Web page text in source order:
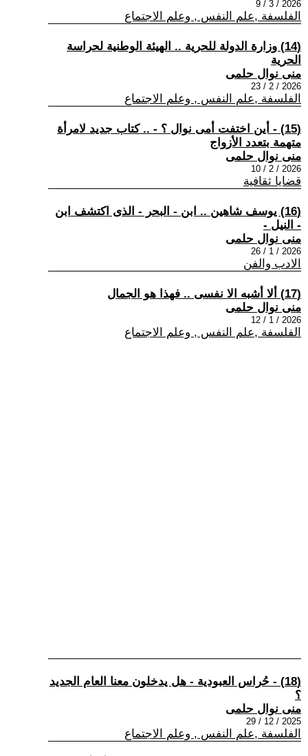
2026 / 3 / 9
الفلسفة ,علم النفس , وعلم الاجتماع
(14) وزارة الدولة للحرية .. الهيئة الوطنية لحراسة
الحرية
منى نوال حلمى
2026 / 2 / 23
الفلسفة ,علم النفس , وعلم الاجتماع
(15) - أين اختفت أمى نوال ؟ - .. كتاب جديد لامرأة
متهمة بتعدد الأزواج
منى نوال حلمى
2026 / 2 / 10
قضايا ثقافية
(16) يوسف شاهين .. ابن - البحر - الذى اكتشف ابن
- النيل -
منى نوال حلمى
2026 / 1 / 26
الادب والفن
(17) ألا أشبه الا نفسى .. فهذا هو الجمال
منى نوال حلمى
2026 / 1 / 12
الفلسفة ,علم النفس , وعلم الاجتماع
(18) - حُراس العبودية - هل يدخلون معنا العام الجديد
؟
منى نوال حلمى
2025 / 12 / 29
الفلسفة ,علم النفس , وعلم الاجتماع